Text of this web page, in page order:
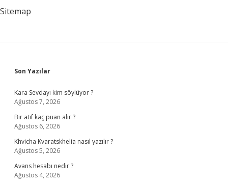
Sitemap
Sidebar
Son Yazılar
Kara Sevdayı kim söylüyor ?
Ağustos 7, 2026
Bir atıf kaç puan alır ?
Ağustos 6, 2026
Khvicha Kvaratskhelia nasıl yazılır ?
Ağustos 5, 2026
Avans hesabı nedir ?
Ağustos 4, 2026